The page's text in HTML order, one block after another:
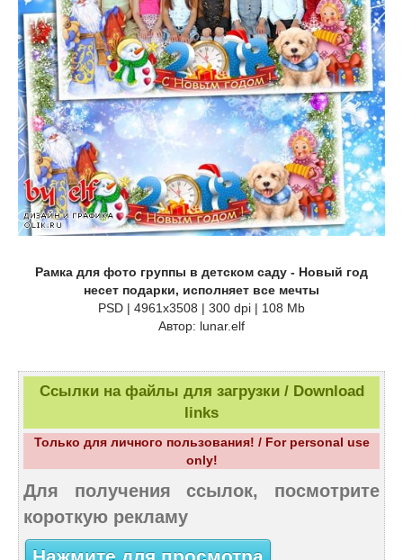
Рамка для фото группы в детском саду - Новый год
несет подарки, исполняет все мечты
PSD | 4961x3508 | 300 dpi | 108 Mb
Автор: lunar.elf
Ссылки на файлы для загрузки / Download
links
Только для личного пользования! / For personal use
only!
Для получения ссылок, посмотрите
короткую рекламу